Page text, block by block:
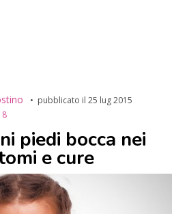
pubblicato il25 lug 2015
piedi bocca nei
e cure